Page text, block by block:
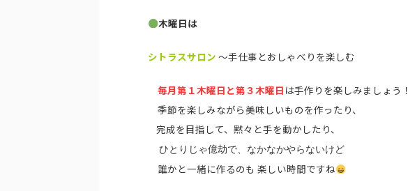
木曜日は
シトラスサロン ～手仕事とおしゃべりを楽しむ
毎月第１木曜日と第３木曜日 は手作りを楽しみましょう！
季節を楽しみながら美味しいものを作ったり、
完成を目指して、黙々と手を動かしたり、
ひとりじゃ億劫で、なかなかやらないけど
誰かと一緒に作るのも 楽しい時間ですね